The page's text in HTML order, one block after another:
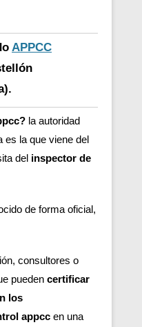
APPCC
la autoridad
es la que viene del
del inspector de
de forma oficial,
consultores o
pueden certificar
los
appcc en una